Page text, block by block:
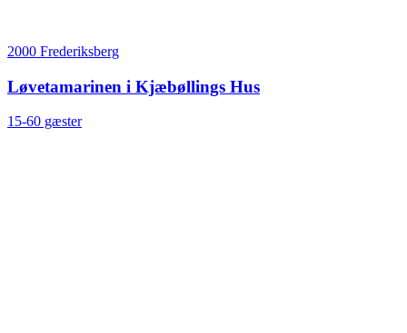
2000 Frederiksberg
Løvetamarinen i Kjæbøllings Hus
15-60 gæster